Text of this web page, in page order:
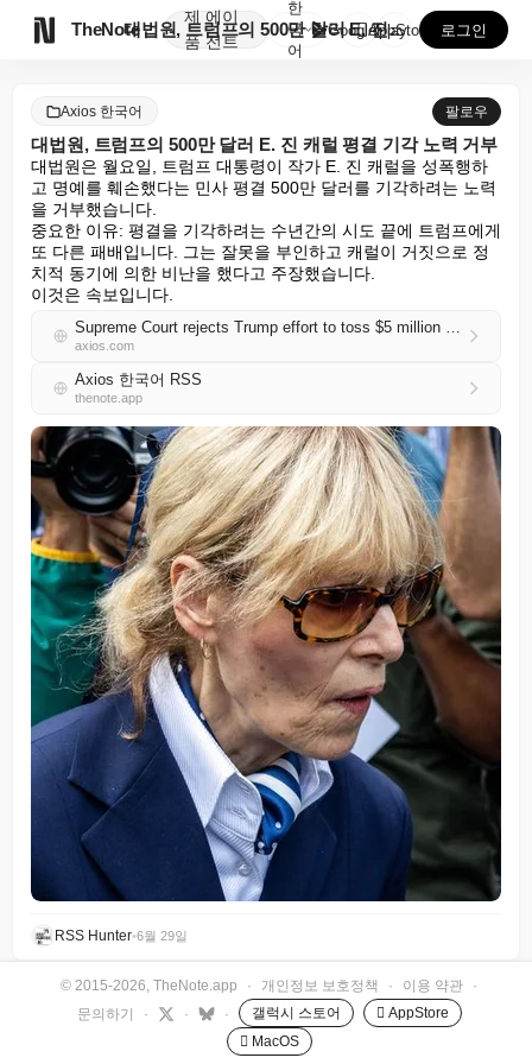
TheNote
제
품
에이
전트
대법원, 트럼프의 500만 달러 E. 진 캐럴 평결 기...
한
국
어
GooglePlay
AppStore 로그인
Axios 한국어 팔로우
대법원, 트럼프의 500만 달러 E. 진 캐럴 평결 기각 노력 거부
대법원은 월요일, 트럼프 대통령이 작가 E. 진 캐럴을 성폭행하
고 명예를 훼손했다는 민사 평결 500만 달러를 기각하려는 노력
을 거부했습니다.
중요한 이유: 평결을 기각하려는 수년간의 시도 끝에 트럼프에게
또 다른 패배입니다. 그는 잘못을 부인하고 캐럴이 거짓으로 정
치적 동기에 의한 비난을 했다고 주장했습니다.
이것은 속보입니다.
Supreme Court rejects Trump effort to toss $5 million E. Jean Carroll verdict
axios.com
Axios 한국어 RSS
thenote.app
RSS Hunter•6월 29일
© 2015-2026, TheNote.app · 개인정보 보호정책 · 이용 약관
·
문의하기
· · · 갤럭시 스토어
 AppStore
 MacOS